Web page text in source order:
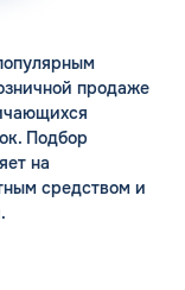
продаже
Подбор
на
средством и